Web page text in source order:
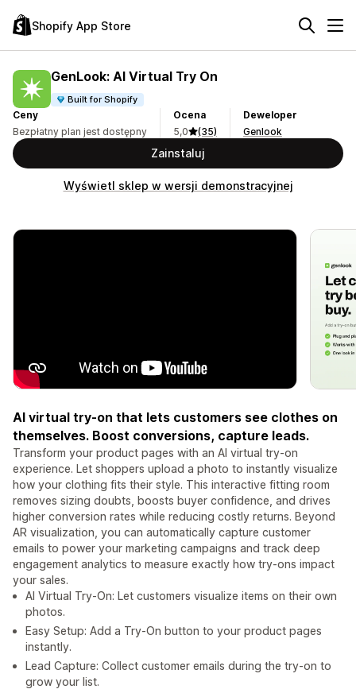
Shopify App Store
GenLook: AI Virtual Try On
Built for Shopify
Ceny
Bezpłatny plan jest dostępny
Ocena
5,0
(35)
Deweloper
Genlook
Zainstaluj
Wyświetl sklep w wersji demonstracyjnej
AI virtual try-on that lets customers see clothes on
themselves. Boost conversions, capture leads.
Transform your product pages with an AI virtual try-on
experience. Let shoppers upload a photo to instantly visualize
how your clothing fits their style. This interactive fitting room
removes sizing doubts, boosts buyer confidence, and drives
higher conversion rates while reducing costly returns. Beyond
AR visualization, you can automatically capture customer
emails to power your marketing campaigns and track deep
engagement analytics to measure exactly how try-ons impact
your sales.
AI Virtual Try-On: Let customers visualize items on their own
photos.
Easy Setup: Add a Try-On button to your product pages
instantly.
Lead Capture: Collect customer emails during the try-on to
grow your list.